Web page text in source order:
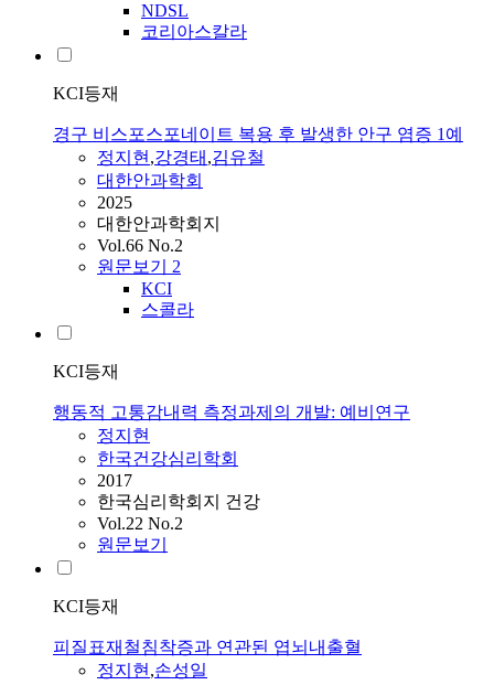
NDSL
코리아스칼라
KCI등재
경구 비스포스포네이트 복용 후 발생한 안구 염증 1예
정지현,강경태 ,김유철
대한안과학회
2025
대한안과학회지
Vol.66 No.2
원문보기 2
KCI
스콜라
KCI등재
행동적 고통감내력 측정과제의 개발: 예비연구
정지현
한국건강심리학회
2017
한국심리학회지 건강
Vol.22 No.2
원문보기
KCI등재
피질표재철침착증과 연관된 엽뇌내출혈
정지현,손성일